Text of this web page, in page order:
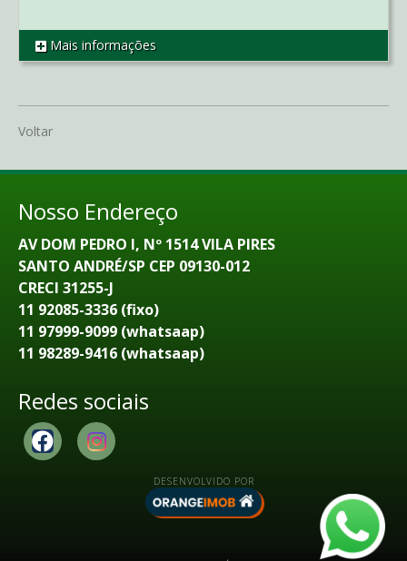
REF CA1646
Mais informações
Voltar
Nosso Endereço
AV DOM PEDRO I, Nº 1514 VILA PIRES
SANTO ANDRÉ/SP CEP 09130-012
CRECI 31255-J
11 92085-3336 (fixo)
11 97999-9099 (whatsaap)
11 98289-9416 (whatsaap)
Redes sociais
DESENVOLVIDO POR